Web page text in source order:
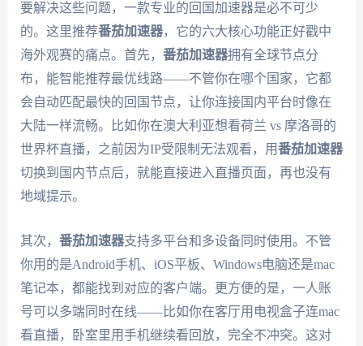
要解决这些问题，一款专业的回国加速器是必不可少
的。这里推荐番茄加速器，它的六大核心功能正好戳中
海外观赛的痛点。首先， 番茄加速器拥有全球节点分
布，能智能推荐最优线路——不管你在哪个国家，它都
会自动匹配最快的回国节点，让你连接国内平台时像在
大陆一样流畅。比如你在澳大利亚想看荷兰 vs 摩洛哥的
世界杯直播，之前因为IP受限制无法观看，用番茄加速器
切换到国内节点后，就能直接进入直播页面，再也没有
地域提示。
其次， 番茄加速器支持多平台和多设备同时使用。不管
你用的是Android手机、iOS平板、Windows电脑还是mac
笔记本，都能找到对应的客户端。更方便的是，一人账
号可以多端同时在线——比如你在客厅用电视盒子连mac
看直播，卧室里用手机继续看回放，完全不冲突。这对